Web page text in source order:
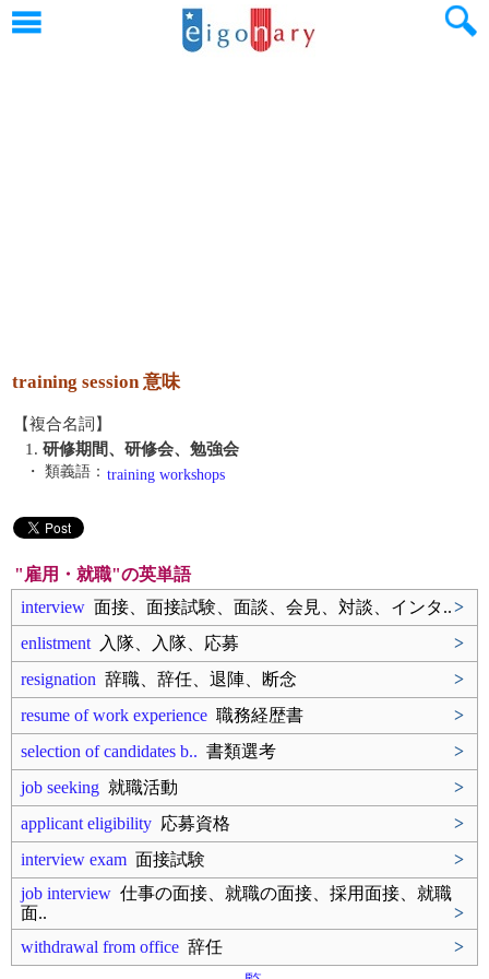
training session 意味
【複合名詞】
1. 研修期間、研修会、勉強会
・ 類義語： training workshops
"雇用・就職"の英単語
interview 面接、面接試験、面談、会見、対談、インタ..>
enlistment 入隊、入隊、応募
>
resignation 辞職、辞任、退陣、断念
>
resume of work experience 職務経歴書
>
selection of candidates b.. 書類選考
>
job seeking 就職活動
>
applicant eligibility 応募資格
>
interview exam 面接試験
>
job interview 仕事の面接、就職の面接、採用面接、就職
面..
>
withdrawal from office 辞任
>